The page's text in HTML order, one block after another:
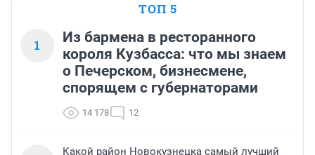
ТОП 5
1
Из бармена в ресторанного
короля Кузбасса: что мы знаем
о Печерском, бизнесмене,
спорящем с губернаторами
14 178 12
Какой район Новокузнецка самый лучший